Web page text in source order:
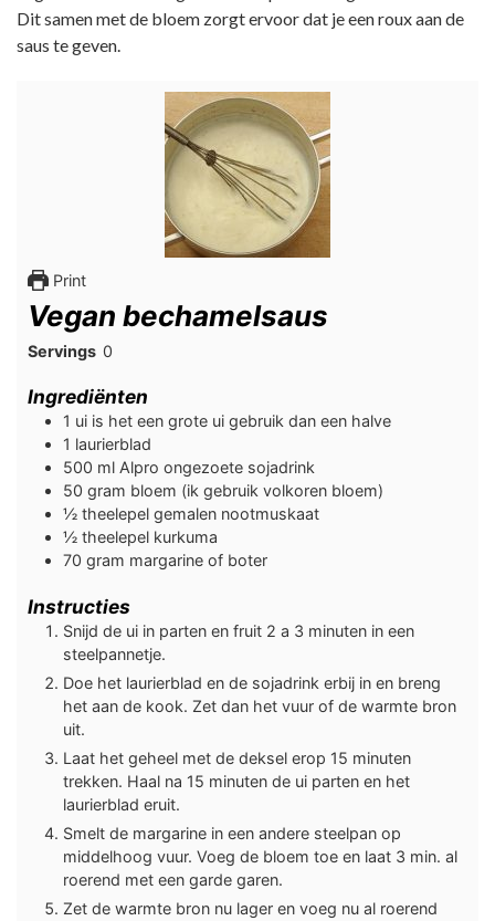
Dit samen met de bloem zorgt ervoor dat je een roux aan de
saus te geven.
Print
Vegan bechamelsaus
Servings 0
Ingrediënten
1 ui is het een grote ui gebruik dan een halve
1 laurierblad
500 ml Alpro ongezoete sojadrink
50 gram bloem (ik gebruik volkoren bloem)
½ theelepel gemalen nootmuskaat
½ theelepel kurkuma
70 gram margarine of boter
Instructies
Snijd de ui in parten en fruit 2 a 3 minuten in een
steelpannetje.
Doe het laurierblad en de sojadrink erbij in en breng
het aan de kook. Zet dan het vuur of de warmte bron
uit.
Laat het geheel met de deksel erop 15 minuten
trekken. Haal na 15 minuten de ui parten en het
laurierblad eruit.
Smelt de margarine in een andere steelpan op
middelhoog vuur. Voeg de bloem toe en laat 3 min. al
roerend met een garde garen.
Zet de warmte bron nu lager en voeg nu al roerend